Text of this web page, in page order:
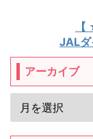
JALダ
アーカイブ